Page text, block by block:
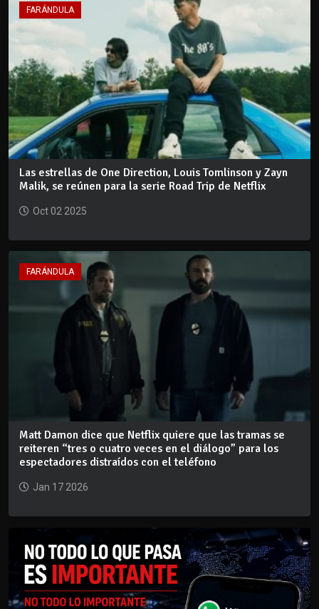
FARÁNDULA
Las estrellas de One Direction, Louis Tomlinson y Zayn
Malik, se reúnen para la serie Road Trip de Netflix
Oct 02 2025
FARÁNDULA
Matt Damon dice que Netflix quiere que las tramas se
reiteren “tres o cuatro veces en el diálogo” para los
espectadores distraídos con el teléfono
Jan 17 2026